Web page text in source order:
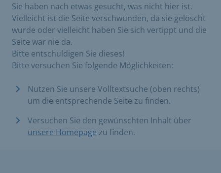
Sie haben nach etwas gesucht, was nicht hier ist.
Vielleicht ist die Seite verschwunden, da sie gelöscht
wurde oder vielleicht haben Sie sich vertippt und die
Seite war nie da.
Bitte entschuldigen Sie dieses!
Bitte versuchen Sie folgende Möglichkeiten:
Nutzen Sie unsere Volltextsuche (oben rechts)
um die entsprechende Seite zu finden.
Versuchen Sie den gewünschten Inhalt über
unsere Homepage zu finden.